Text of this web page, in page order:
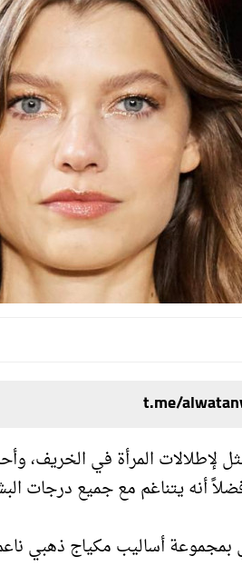
لإطلالات المرأة في الخريف،
فضلاً أنه يتناغم مع جميع درجات
خريف 2022 أن تتألقي بمجموعة أساليب